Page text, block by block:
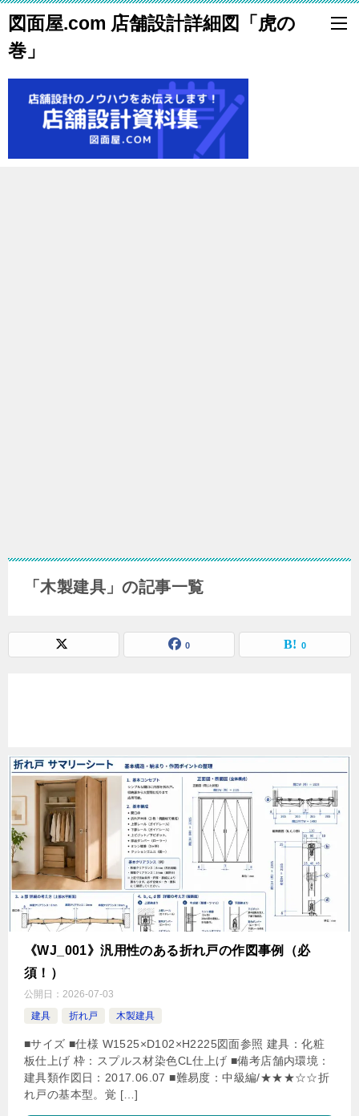
図面屋.com 店舗設計詳細図「虎の
巻」
「木製建具」の記事一覧
0 0
《WJ_001》汎用性のある折れ戸の作図事例（必
須！）
公開日： 2026-07-03
建具
折れ戸 木製建具
■サイズ ■仕様 W1525×D102×H2225図面参照 建具：化粧
板仕上げ 枠：スプルス材染色CL仕上げ ■備考店舗内環境：
建具類作図日：2017.06.07 ■難易度：中級編/★★★☆☆折
れ戸の基本型。覚 […]